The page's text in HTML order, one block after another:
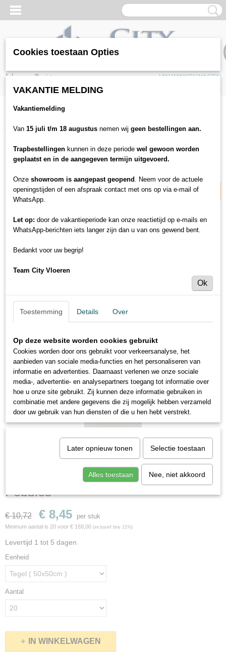
Inloggen Registreren
UW WINKELWAGEN
(0)
Home
New Horizons II - 5585 Pebbles
Interface - New Horizons II - 5585
Pebbles
€ 10,72 € 8,45 per stuk
Minimum aantal is 20 voor € 169,00 (inclusief btw 21%)
Levertijd 1 tot 5 dagen
Eenheid
Aantal
IN WINKELWAGEN
Cookies toestaan Opties
VAKANTIE MELDING
Vakantiemelding
Van 15 juli t/m 18 augustus nemen wij geen bestellingen aan.
Trapbestellingen kunnen in deze periode wel gewoon worden
geplaatst en in de aangegeven termijn uitgevoerd.
Onze showroom is aangepast geopend . Neem voor de actuele
openingstijden of een afspraak contact met ons op via e-mail of
WhatsApp.
Let op: door de vakantieperiode kan onze reactietijd op e-mails en
WhatsApp-berichten iets langer zijn dan u van ons gewend bent.
Bedankt voor uw begrip!
Team City Vloeren
Ok
Toestemming Details Over
Op deze website worden cookies gebruikt
Cookies worden door ons gebruikt voor verkeersanalyse, het
aanbieden van sociale media-functies en het personaliseren van
informatie en advertenties. Daarnaast verlenen we onze sociale
media-, advertentie- en analysepartners toegang tot informatie over
hoe u onze site gebruikt. Zij kunnen deze informatie gebruiken in
combinatie met andere gegevens die zij mogelijk hebben verzameld
door uw gebruik van hun diensten of die u hen hebt verstrekt.
Later opnieuw tonen Selectie toestaan
Alles toestaan Nee, niet akkoord